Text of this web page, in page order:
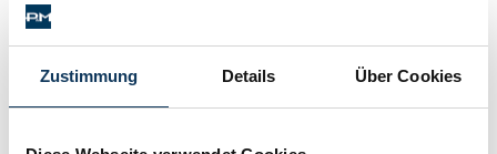
Zustimmung Details Über Cookies
FAQ
Familie
Check dein Recht/Erbrecht
Immobilienrecht / Mietrecht / Ferienwohnungen (268)